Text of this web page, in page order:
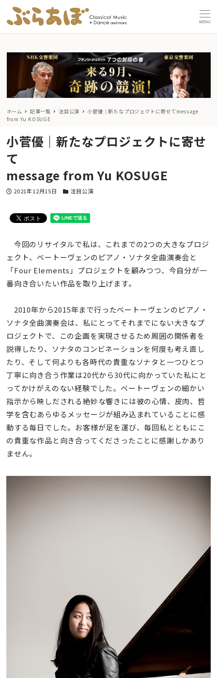
MENU
ホーム 記事一覧 注目公演 小菅優｜新たなプロジェクトに寄せてmessage
from Yu KOSUGE
小菅優｜新たなプロジェクトに寄せ
て
message from Yu KOSUGE
投稿日
2021年12月15日 カテゴリー
注目公演
今回のリサイタルで私は、これまでの2つの大きなプロジ
ェクト、ベートーヴェンのピアノ・ソナタ全曲演奏会と
「Four Elements」プロジェクトを顧みつつ、今自分が一
番向き合いたい作品を取り上げます。
2010年から2015年まで行ったベートーヴェンのピアノ・
ソナタ全曲演奏会は、私にとってそれまでにない大きなプ
ロジェクトで、この企画を実現させるため周囲の関係者を
説得したり、ソナタのコンビネーションを何度も考え直し
たり、そして何よりも各時代の貴重なソナタと一つひとつ
丁寧に向き合う作業は20代から30代に向かっていた私にと
ってかけがえのない経験でした。ベートーヴェンの細かい
指示から映しだされる絶妙な響きには彼の心情、皮肉、哲
学を含むあらゆるメッセージが組み込まれていることに感
動する毎日でした。お客様が足を運び、毎回私とともにこ
の貴重な作品と向き合ってくださったことに感謝しかあり
ません。